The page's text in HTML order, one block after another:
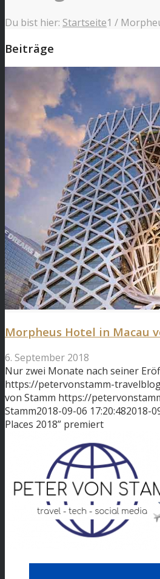
Du bist hier: Startseite1 /
Beiträge
Morpheus Hotel in Macau
6. September 2018
Nur zwei Monate nach seiner
https://petervonstamm-
von Stamm https://
Stamm2018-09-06 17:20:482018-
Places 2018” premiert